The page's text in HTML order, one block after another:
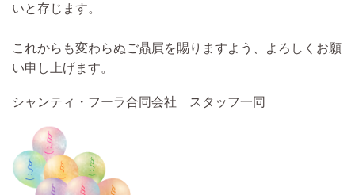
いと存じます。
これからも変わらぬご贔屓を賜りますよう、よろしくお願
い申し上げます。
シャンティ・フーラ合同会社 スタッフ一同